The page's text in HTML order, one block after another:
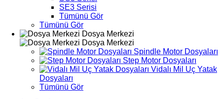
SE3 Serisi
Tümünü Gör
Tümünü Gör
Dosya Merkezi
Dosya Merkezi
Spindle Motor Dosyaları
Step Motor Dosyaları
Vidalı Mil Uç Yatak
Dosyaları
Tümünü Gör